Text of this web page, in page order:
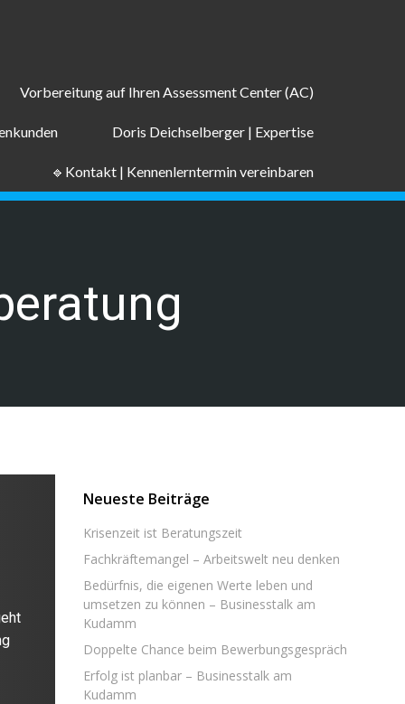
Vorbereitung auf Ihren Assessment Center (AC)
Doris Deichselberger | Expertise
🔹Kontakt | Kennenlerntermin vereinbaren
Neueste Beiträge
Krisenzeit ist Beratungszeit
Fachkräftemangel – Arbeitswelt neu denken
Bedürfnis, die eigenen Werte leben und
umsetzen zu können – Businesstalk am
Kudamm
Doppelte Chance beim Bewerbungsgespräch
Erfolg ist planbar – Businesstalk am
Kudamm